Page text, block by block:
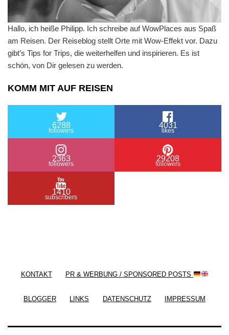
Hallo, ich heiße Philipp. Ich schreibe auf WowPlaces aus Spaß
am Reisen. Der Reiseblog stellt Orte mit Wow-Effekt vor. Dazu
gibt’s Tips for Trips, die weiterhelfen und inspirieren. Es ist
schön, von Dir gelesen zu werden.
KOMM MIT AUF REISEN
6288
followers
4031
likes
2363
followers
29208
followers
1410
subscribers
KONTAKT PR & WERBUNG / SPONSORED POSTS
BLOGGER LINKS DATENSCHUTZ IMPRESSUM